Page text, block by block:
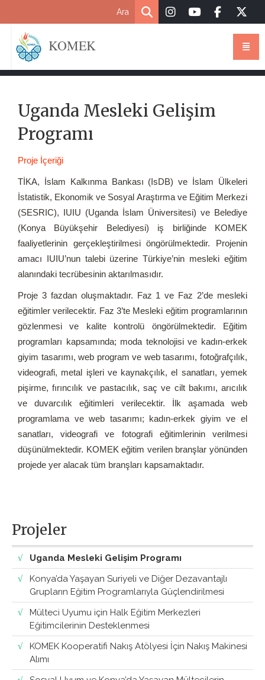
KOMEK
Uganda Mesleki Gelişim
Programı
Proje İçeriği
TİKA, İslam Kalkınma Bankası (IsDB) ve İslam Ülkeleri
İstatistik, Ekonomik ve Sosyal Araştırma ve Eğitim Merkezi
(SESRIC), IUIU (Uganda İslam Üniversitesi) ve Belediye
(Konya Büyükşehir Belediyesi) iş birliğinde KOMEK
faaliyetlerinin gerçekleştirilmesi öngörülmektedir. Projenin
amacı IUIU’nun talebi üzerine Türkiye’nin mesleki eğitim
alanındaki tecrübesinin aktarılmasıdır.
Proje 3 fazdan oluşmaktadır. Faz 1 ve Faz 2’de mesleki
eğitimler verilecektir. Faz 3’te Mesleki eğitim programlarının
gözlenmesi ve kalite kontrolü öngörülmektedir. Eğitim
programları kapsamında; moda teknolojisi ve kadın-erkek
giyim tasarımı, web program ve web tasarımı, fotoğrafçılık,
videografi, metal işleri ve kaynakçılık, el sanatları, yemek
pişirme, fırıncılık ve pastacılık, saç ve cilt bakımı, arıcılık
ve duvarcılık eğitimleri verilecektir. İlk aşamada web
programlama ve web tasarımı; kadın-erkek giyim ve el
sanatları, videografi ve fotografi eğitimlerinin verilmesi
düşünülmektedir. KOMEK eğitim verilen branşlar yönünden
projede yer alacak tüm branşları kapsamaktadır.
Projeler
Uganda Mesleki Gelişim Programı
Konya’da Yaşayan Suriyeli ve Diğer Dezavantajlı
Grupların Eğitim Programlarıyla Güçlendirilmesi
Mülteci Uyumu için Halk Eğitim Merkezleri
Eğitimcilerinin Desteklenmesi
KOMEK Kooperatifi Nakış Atölyesi İçin Nakış Makinesi
Alımı